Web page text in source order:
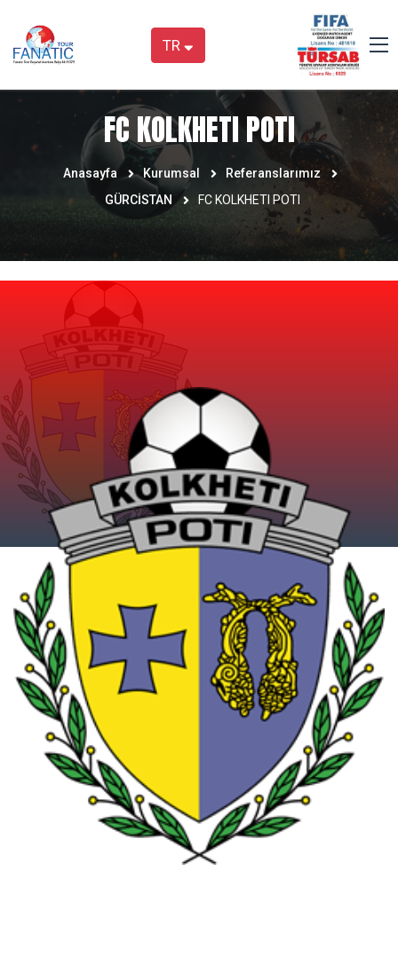
TR
FC KOLKHETI POTI
Anasayfa Kurumsal
Referanslarımız
GÜRCİSTAN
FC KOLKHETI POTI